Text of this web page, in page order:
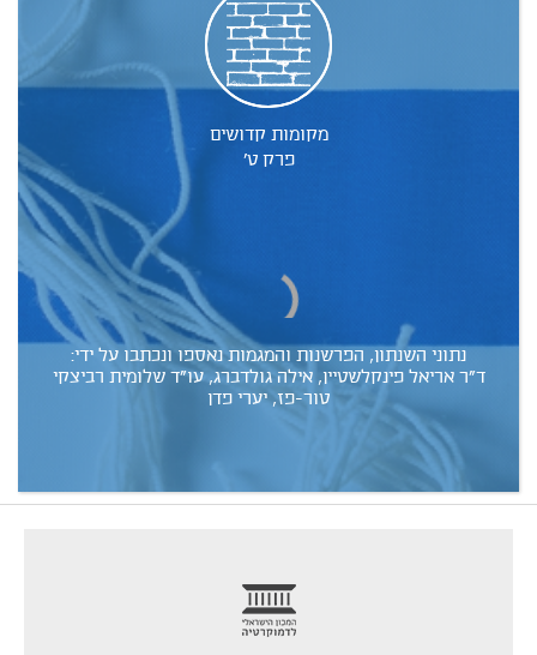
מקומות קדושים
פרק ט'
נתוני השנתון, הפרשנות והמגמות נאספו ונכתבו על ידי:
ד"ר אריאל פינקלשטיין, אילה גולדברג, עו"ד שלומית רביצקי
טור-פז, יערי פדן